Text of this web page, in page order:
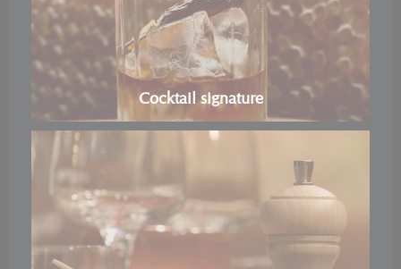
Cocktail signature